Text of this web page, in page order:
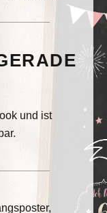
und ist